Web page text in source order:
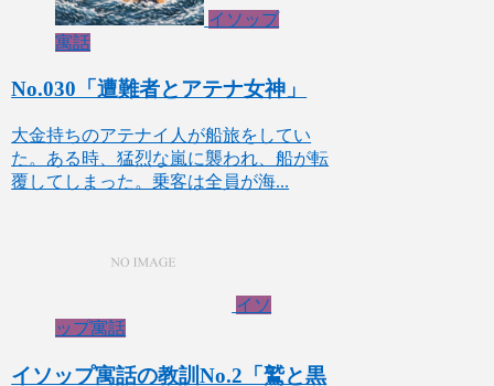
イソップ
寓話
No.030「遭難者とアテナ女神」
大金持ちのアテナイ人が船旅をしてい
た。ある時、猛烈な嵐に襲われ、船が転
覆してしまった。乗客は全員が海...
イソ
ップ寓話
イソップ寓話の教訓No.2「鷲と黒